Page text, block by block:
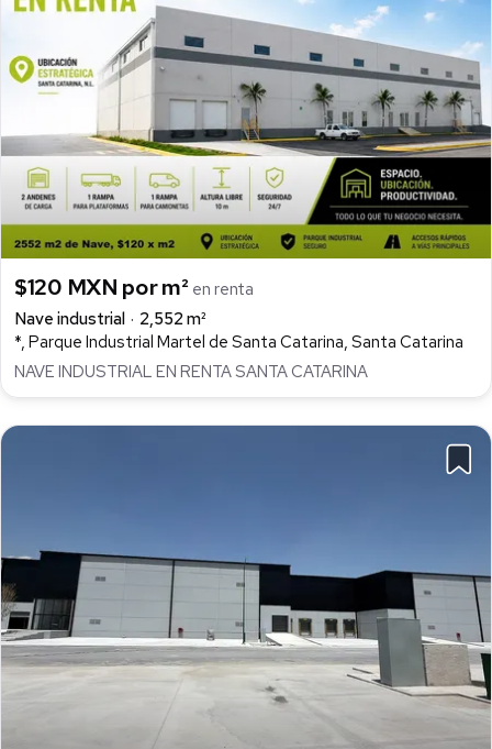
$120 MXN por m² en renta
Nave industrial
2,552 m²
*, Parque Industrial Martel de Santa Catarina, Santa Catarina
NAVE INDUSTRIAL EN RENTA SANTA CATARINA